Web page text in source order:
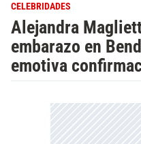
CELEBRIDADES
Alejandra
embarazo en
emotiva